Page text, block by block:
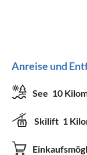
Anreise und
See 10
Skilift 1